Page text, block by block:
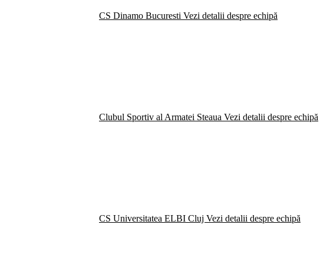
CS Dinamo Bucuresti Vezi detalii despre echipă
Clubul Sportiv al Armatei Steaua Vezi detalii despre echipă
CS Universitatea ELBI Cluj Vezi detalii despre echipă